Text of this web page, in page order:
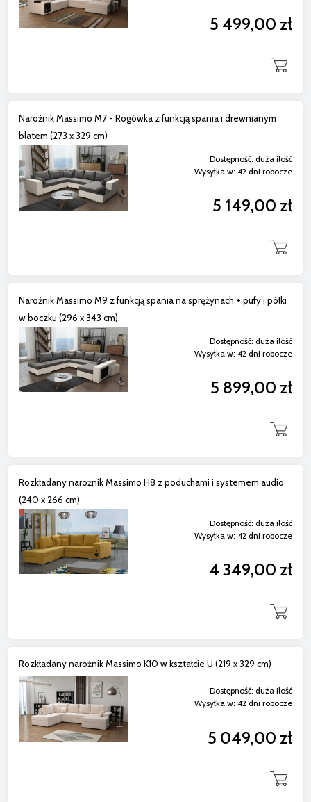
5 499,00 zł
Narożnik Massimo M7 - Rogówka z funkcją spania i drewnianym
blatem (273 x 329 cm)
Dostępność: duża ilość
Wysyłka w: 42 dni robocze
5 149,00 zł
Narożnik Massimo M9 z funkcją spania na sprężynach + pufy i półki
w boczku (296 x 343 cm)
Dostępność: duża ilość
Wysyłka w: 42 dni robocze
5 899,00 zł
Rozkładany narożnik Massimo H8 z poduchami i systemem audio
(240 x 266 cm)
Dostępność: duża ilość
Wysyłka w: 42 dni robocze
4 349,00 zł
Rozkładany narożnik Massimo K10 w kształcie U (219 x 329 cm)
Dostępność: duża ilość
Wysyłka w: 42 dni robocze
5 049,00 zł